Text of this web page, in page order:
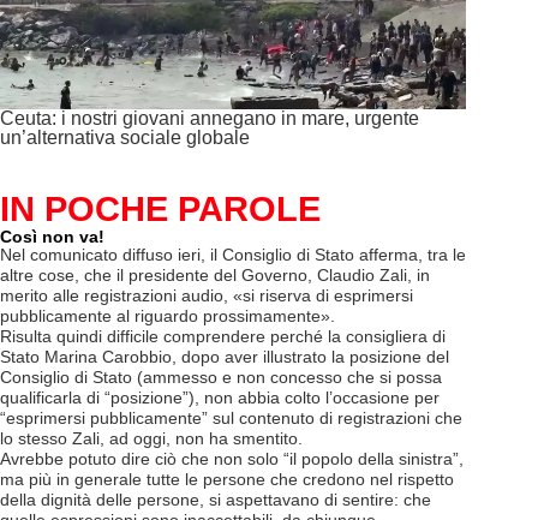
Ceuta: i nostri giovani annegano in mare, urgente
un’alternativa sociale globale
IN POCHE PAROLE
Così non va!
Nel comunicato diffuso ieri, il Consiglio di Stato afferma, tra le
altre cose, che il presidente del Governo, Claudio Zali, in
merito alle registrazioni audio, «si riserva di esprimersi
pubblicamente al riguardo prossimamente».
Risulta quindi difficile comprendere perché la consigliera di
Stato Marina Carobbio, dopo aver illustrato la posizione del
Consiglio di Stato (ammesso e non concesso che si possa
qualificarla di “posizione”), non abbia colto l’occasione per
“esprimersi pubblicamente” sul contenuto di registrazioni che
lo stesso Zali, ad oggi, non ha smentito.
Avrebbe potuto dire ciò che non solo “il popolo della sinistra”,
ma più in generale tutte le persone che credono nel rispetto
della dignità delle persone, si aspettavano di sentire: che